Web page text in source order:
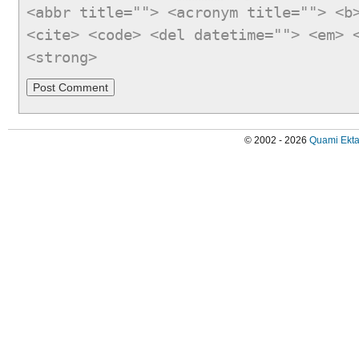
<abbr title=""> <acronym title="">
<cite> <code> <del datetime="">
<strong>
© 2002 - 2026 Quami